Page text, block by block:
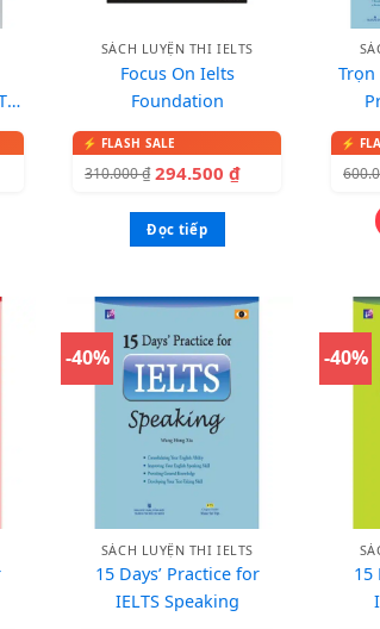
SÁCH LUYỆN THI IELTS
Focus On Ielts
Foundation
310.000₫ 294.500₫
Đọc tiếp
Trọn
-40%
SÁCH LUYỆN THI IELTS
15 Days’ Practice for
IELTS Speaking
-40%
15